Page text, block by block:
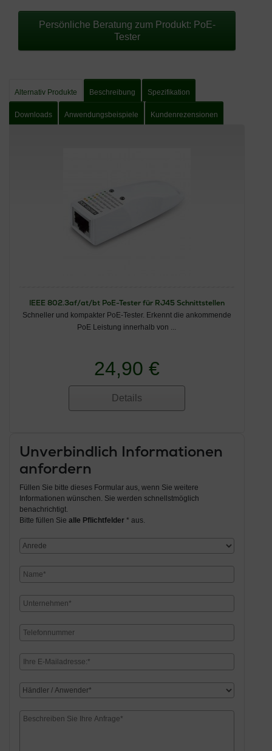
Persönliche Beratung zum Produkt: PoE-
Tester
Alternativ Produkte Beschreibung Spezifikation
Downloads Anwendungsbeispiele Kundenrezensionen
IEEE 802.3af/at/bt PoE-Tester für RJ45 Schnittstellen
Schneller und kompakter PoE-Tester. Erkennt die ankommende
PoE Leistung innerhalb von ...
24,90 €
Details
Unverbindlich Informationen
anfordern
Füllen Sie bitte dieses Formular aus, wenn Sie weitere
Informationen wünschen. Sie werden schnellstmöglich
benachrichtigt.
Bitte füllen Sie alle Pflichtfelder * aus.